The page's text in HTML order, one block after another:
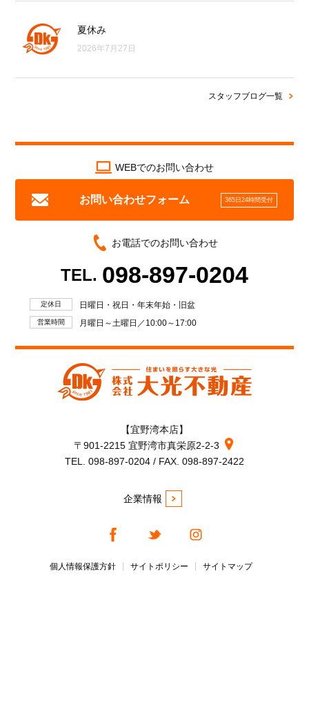
夏休み
2026年7月27日
スタッフブログ一覧
WEBでのお問い合わせ
お問い合わせフォーム 365日24時間受付
お電話でのお問い合わせ
TEL. 098-897-0204
定休日 日曜日・祝日・年末年始・旧盆
営業時間 月曜日～土曜日／10:00～17:00
【宜野湾本店】
〒901-2215 宜野湾市真栄原2-2-3
TEL. 098-897-0204 / FAX. 098-897-2422
企業情報
個人情報保護方針 サイトポリシー サイトマップ